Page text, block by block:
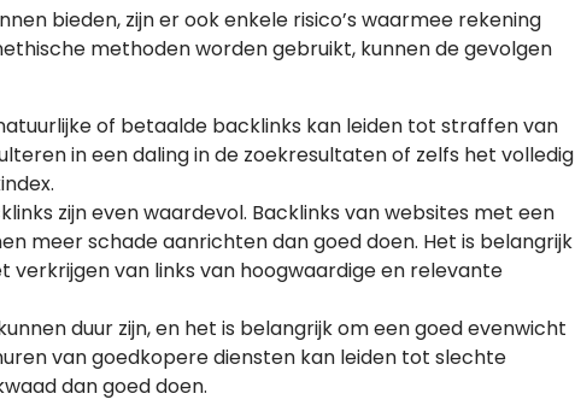
bieden, zijn er ook enkele risico’s waarmee rekening
methoden worden gebruikt, kunnen de gevolgen
of betaalde backlinks kan leiden tot straffen van
in een daling in de zoekresultaten of zelfs het volledig
zijn even waardevol. Backlinks van websites met een
meer schade aanrichten dan goed doen. Het is belangrijk
van links van hoogwaardige en relevante
duur zijn, en het is belangrijk om een goed evenwicht
van goedkopere diensten kan leiden tot slechte
dan goed doen.